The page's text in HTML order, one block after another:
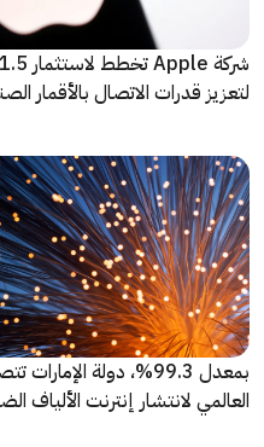
لتعزيز قدرات الاتصال بالأقمار
بمعدل 99.3%، دولة
العالمي لانتشار إنترنت الألياف